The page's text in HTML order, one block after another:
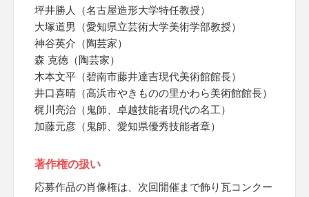
坪井勝人（名古屋造形大学特任教授）
大塚道男（愛知県立芸術大学美術学部教授）
神谷英介（陶芸家）
森 克徳（陶芸家）
木本文平（碧南市藤井達吉現代美術館館長）
井口喜晴（高浜市やきものの里かわら美術館館長）
梶川亮治（鬼師、卓越技能者現代の名工）
加藤元彦（鬼師、愛知県優秀技能者章）
著作権の扱い
応募作品の肖像権は、次回開催まで飾り瓦コンクー